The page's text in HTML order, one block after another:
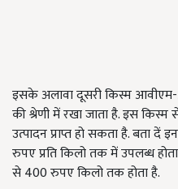
इसके अलावा दूसरी किस्म आवीएम-
की श्रेणी में रखा जाता है. इस
उत्पादन प्राप्त हो सकता है. बता दें
रुपए प्रति किलो तक में उपलब्ध
से 400 रुपए किलो तक होता है.